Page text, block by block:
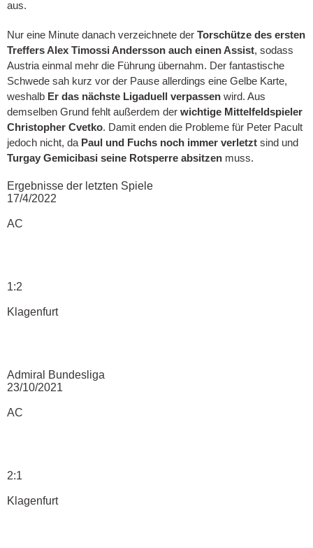
aus.
Nur eine Minute danach verzeichnete der Torschütze des ersten
Treffers Alex Timossi Andersson auch einen Assist, sodass
Austria einmal mehr die Führung übernahm. Der fantastische
Schwede sah kurz vor der Pause allerdings eine Gelbe Karte,
weshalb Er das nächste Ligaduell verpassen wird. Aus
demselben Grund fehlt außerdem der wichtige Mittelfeldspieler
Christopher Cvetko. Damit enden die Probleme für Peter Pacult
jedoch nicht, da Paul und Fuchs noch immer verletzt sind und
Turgay Gemicibasi seine Rotsperre absitzen muss.
Ergebnisse der letzten Spiele
17/4/2022
AC
1:2
Klagenfurt
Admiral Bundesliga
23/10/2021
AC
2:1
Klagenfurt